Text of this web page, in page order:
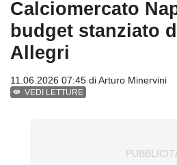
Calciomercato
budget stanziato
Allegri
11.06.2026 07:45 diArturo Minervini
VEDI LETTURE